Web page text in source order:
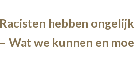
Racisten hebben ongelijk
– Wat we kunnen en